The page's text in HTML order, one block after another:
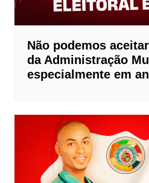
Não podemos
da Administração
especialmente em